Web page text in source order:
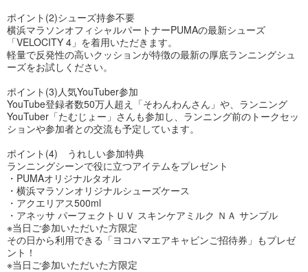
ポイント(2)シューズ持参不要
横浜マラソンオフィシャルパートナーPUMAの最新シューズ
「VELOCITY 4」を着用いただきます。
軽量で反発性の高いクッションが特徴の最新の厚底ランニングシュ
ーズをお試しください。
ポイント(3)人気YouTuber参加
YouTube登録者数50万人超え「そわんわんさん」や、ランニング
YouTuber「たむじょー」さんも参加し、ランニング前のトークセッ
ションや参加者との交流も予定しています。
ポイント(4) うれしい参加特典
ランニングシーンで役に立つアイテムをプレゼント
・PUMAオリジナルタオル
・横浜マラソンオリジナルシューズケース
・アクエリアス500ml
・アネッサ パーフェクトＵＶ スキンケアミルク ＮＡ サンプル
※当日ご参加いただいた方限定
その日から利用できる「ヨコハマエアキャビンご招待券」もプレゼ
ント！
※当日ご参加いただいた方限定